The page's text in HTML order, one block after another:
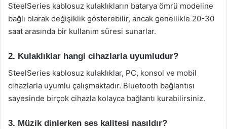
SteelSeries kablosuz kulaklıkların batarya ömrü modeline
bağlı olarak değişiklik gösterebilir, ancak genellikle 20-30
saat arasında bir kullanım süresi sunarlar.
2. Kulaklıklar hangi cihazlarla uyumludur?
SteelSeries kablosuz kulaklıklar, PC, konsol ve mobil
cihazlarla uyumlu çalışmaktadır. Bluetooth bağlantısı
sayesinde birçok cihazla kolayca bağlantı kurabilirsiniz.
3. Müzik dinlerken ses kalitesi nasıldır?